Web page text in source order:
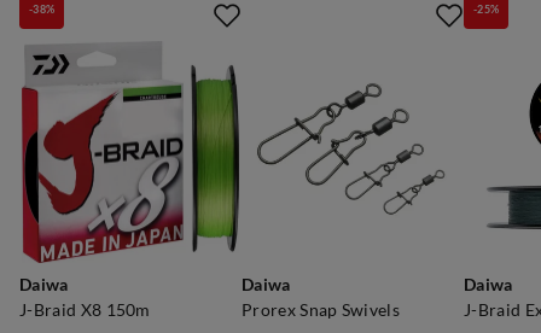
Daiwa
J-Braid X8 150m
-38%
Daiwa
Prorex Snap Swivels
Daiwa
J-Braid
-25%